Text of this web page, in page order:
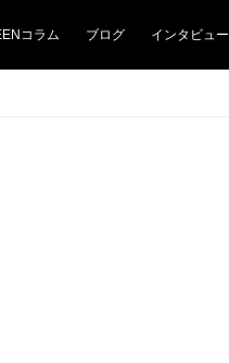
コラム ブログ インタビュー